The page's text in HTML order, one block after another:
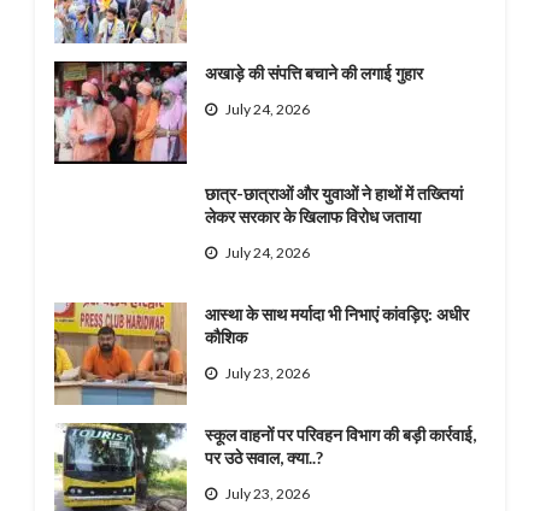
अखाड़े की संपत्ति बचाने की लगाई गुहार
July 24, 2026
छात्र-छात्राओं और युवाओं ने हाथों में तख्तियां
लेकर सरकार के खिलाफ विरोध जताया
July 24, 2026
आस्था के साथ मर्यादा भी निभाएं कांवड़िए: अधीर
कौशिक
July 23, 2026
स्कूल वाहनों पर परिवहन विभाग की बड़ी कार्रवाई,
पर उठे सवाल, क्या..?
July 23, 2026